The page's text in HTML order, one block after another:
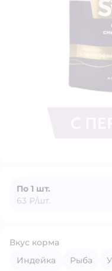
По 1 шт.
63 ₽/шт.
Вкус корма
индейка
рыба